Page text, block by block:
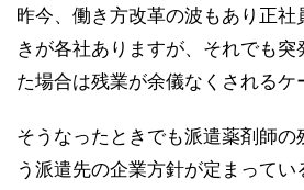
昨今、働き方改革の波もあり正社
きが各社ありますが、それでも突
た場合は残業が余儀なくされるケ
そうなったときでも派遣薬剤師の
う派遣先の企業方針が定まって